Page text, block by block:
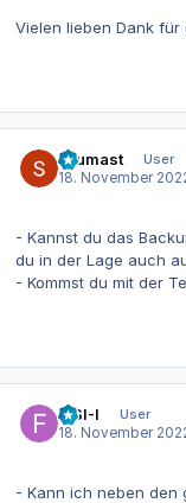
Vielen lieben Dank für
Leumast
User
18. November
- Kannst du das
du in der Lage auch
- Kommst du mit der
FISI-I
User
18. November
- Kann ich neben den